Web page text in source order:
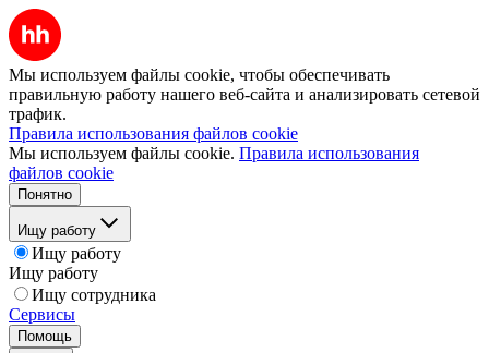
Мы используем файлы cookie, чтобы обеспечивать
правильную работу нашего веб-сайта и анализировать сетевой
трафик.
Правила использования файлов cookie
Мы используем файлы cookie. Правила использования
файлов cookie
Понятно
Ищу работу
Ищу работу
Ищу работу
Ищу сотрудника
Сервисы
Помощь